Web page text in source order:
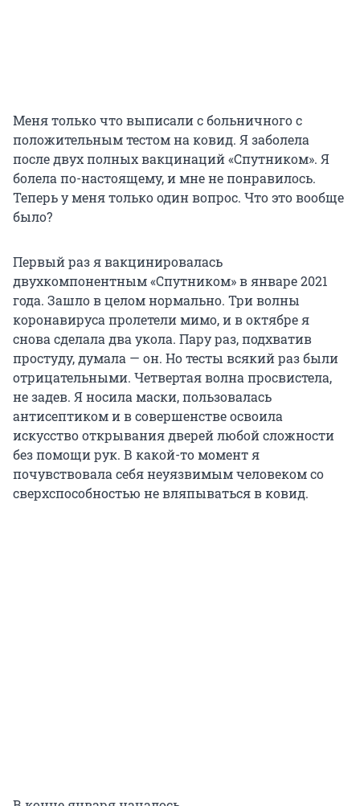
Меня только что выписали с больничного с
положительным тестом на ковид. Я заболела
после двух полных вакцинаций «Спутником». Я
болела по-настоящему, и мне не понравилось.
Теперь у меня только один вопрос. Что это вообще
было?
Первый раз я вакцинировалась
двухкомпонентным «Спутником» в январе 2021
года. Зашло в целом нормально. Три волны
коронавируса пролетели мимо, и в октябре я
снова сделала два укола. Пару раз, подхватив
простуду, думала — он. Но тесты всякий раз были
отрицательными. Четвертая волна просвистела,
не задев. Я носила маски, пользовалась
антисептиком и в совершенстве освоила
искусство открывания дверей любой сложности
без помощи рук. В какой-то момент я
почувствовала себя неуязвимым человеком со
сверхспособностью не вляпываться в ковид.